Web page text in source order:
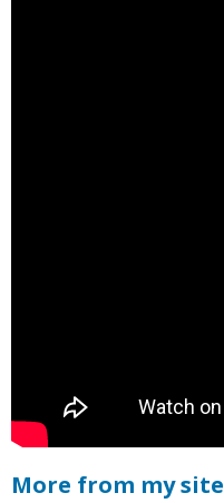
More from my site